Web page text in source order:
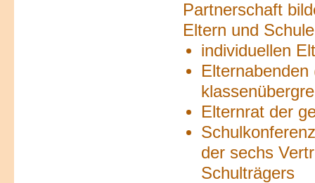
Partnerschaft
Eltern und
individuellen
Elternrat der
der sechs
Schulträgers